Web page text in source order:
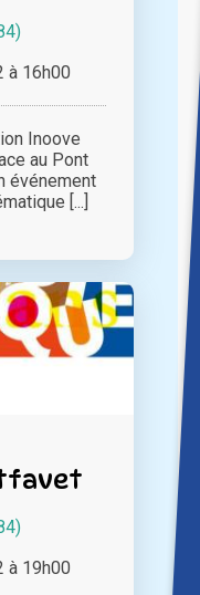
à 16h00
Inoove
au Pont
événement
[...]
à 19h00